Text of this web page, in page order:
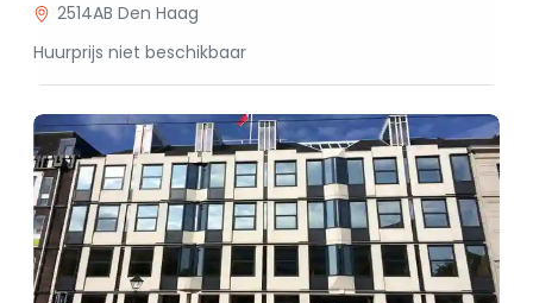
2514AB Den Haag
Huurprijs niet beschikbaar